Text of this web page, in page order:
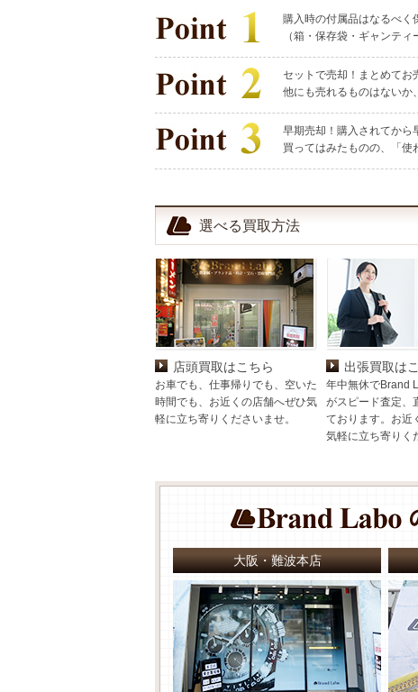
購入時の付属品はなるべく
（箱・保存袋・ギャンティ
セットで売却！まとめてお
他にも売れるものはないか
早期売却！購入されてから
買ってはみたものの、「使
選べる買取方法
店頭買取はこちら
お車でも、仕事帰りでも、空いた
時間でも、お近くの店舗へぜひ気
軽に立ち寄りくださいませ。
出張買取は
年中無休でBrand
がスピード査定、
ております。お近
気軽に立ち寄りく
大阪・難波本店